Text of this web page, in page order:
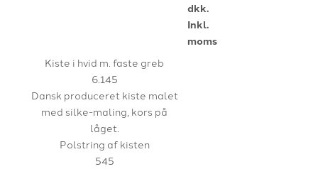
dkk.
Inkl.
moms
Kiste i hvid m. faste greb
6.145
Dansk produceret kiste malet
med silke-maling, kors på
låget.
Polstring af kisten
545